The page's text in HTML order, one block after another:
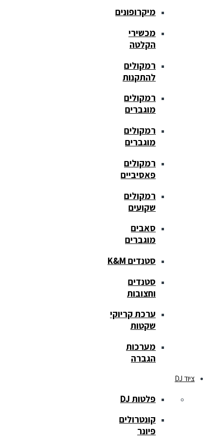
מיקרופונים
מכשירי
הקלטה
רמקולים
להתקנות
רמקולים
מוגברים
רמקולים
מוגברים
רמקולים
פאסיביים
רמקולים
שקועים
סאבים
מוגברים
סטנדים K&M
סטנדים
וחצובות
ערכת קריוקי
שקטות
מערכות
הגברה
ציוד DJ
פלטות DJ
קונטרולים
פיונר